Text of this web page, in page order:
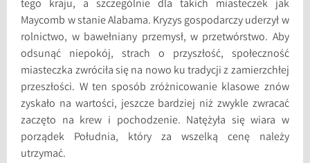
tego kraju, a szczególnie dla takich miasteczek jak
Maycomb w stanie Alabama. Kryzys gospodarczy uderzył w
rolnictwo, w bawełniany przemysł, w przetwórstwo. Aby
odsunąć niepokój, strach o przyszłość, społeczność
miasteczka zwróciła się na nowo ku tradycji z zamierzchłej
przeszłości. W ten sposób zróżnicowanie klasowe znów
zyskało na wartości, jeszcze bardziej niż zwykle zwracać
zaczęto na krew i pochodzenie. Natężyła się wiara w
porządek Południa, który za wszelką cenę należy
utrzymać.